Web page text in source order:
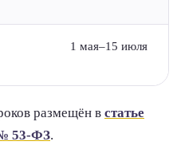
1 мая–15 июля
размещён в статье
№ 53-ФЗ.